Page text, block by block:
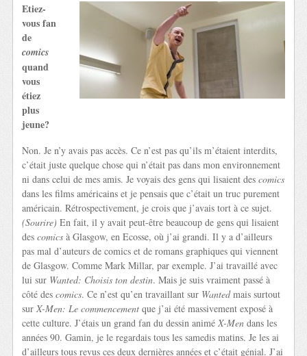
Etiez-
vous fan
de
comics
quand
vous
étiez
plus
jeune?
Non. Je n’y avais pas accès. Ce n’est pas qu’ils m’étaient interdits,
c’était juste quelque chose qui n’était pas dans mon environnement
ni dans celui de mes amis. Je voyais des gens qui lisaient descomics
dans les films américains et je pensais que c’était un truc purement
américain. Rétrospectivement, je crois que j’avais tort à ce sujet.
(Sourire) En fait, il y avait peut-être beaucoup de gens qui lisaient
descomics à Glasgow, en Ecosse, où j’ai grandi. Il y a d’ailleurs
pas mal d’auteurs de comics et de romans graphiques qui viennent
de Glasgow. Comme Mark Millar, par exemple. J’ai travaillé avec
lui sur Wanted: Choisis ton destin. Mais je suis vraiment passé à
côté descomics. Ce n’est qu’en travaillant sur Wantedmais surtout
sur X-Men: Le commencement que j’ai été massivement exposé à
cette culture. J’étais un grand fan du dessin animé X-Men dans les
années 90. Gamin, je le regardais tous les samedis matins. Je les ai
d’ailleurs tous revus ces deux dernières années et c’était génial. J’ai